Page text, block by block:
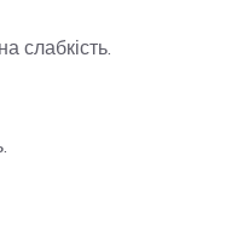
слабкість.